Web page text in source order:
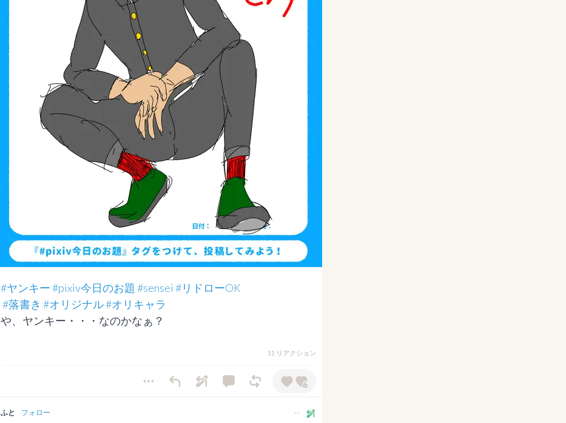
#ヤンキー#pixiv今日のお題 #sensei #リドローOK
#落書き #オリジナル#オリキャラ
や、ヤンキー・・・なのかなぁ？
11 リアクション
ふと フォロー --